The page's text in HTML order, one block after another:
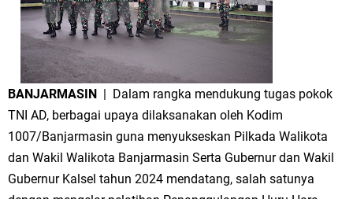
BANJARMASIN | Dalam rangka mendukung tugas pokok
TNI AD, berbagai upaya dilaksanakan oleh Kodim
1007/Banjarmasin guna menyukseskan Pilkada Walikota
dan Wakil Walikota Banjarmasin Serta Gubernur dan Wakil
Gubernur Kalsel tahun 2024 mendatang, salah satunya